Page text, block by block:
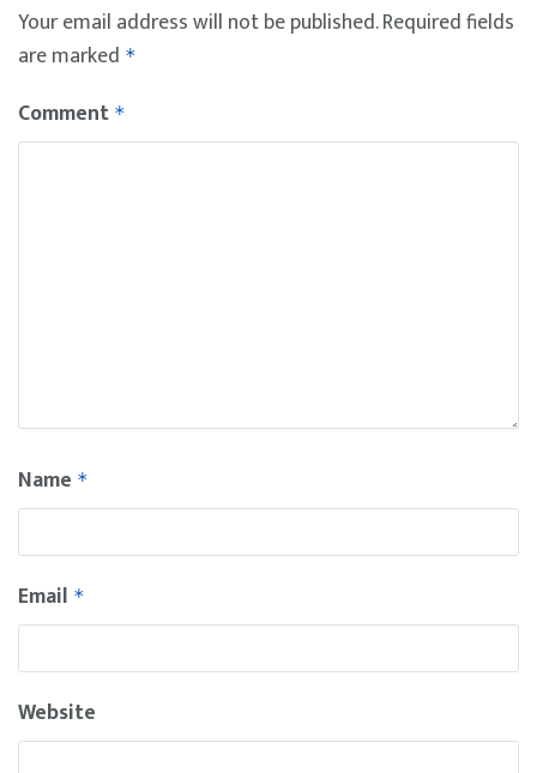
Your email address will not be published.Required fields
are marked *
Comment *
Name *
Email *
Website